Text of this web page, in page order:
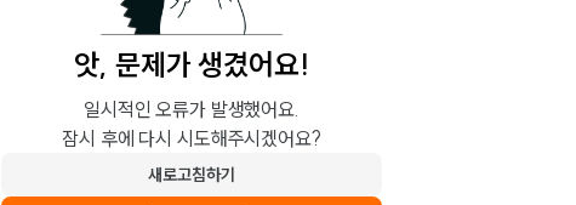
앗, 문제가 생겼어요!
일시적인 오류가 발생했어요.
잠시 후에 다시 시도해주시겠어요?
새로고침하기